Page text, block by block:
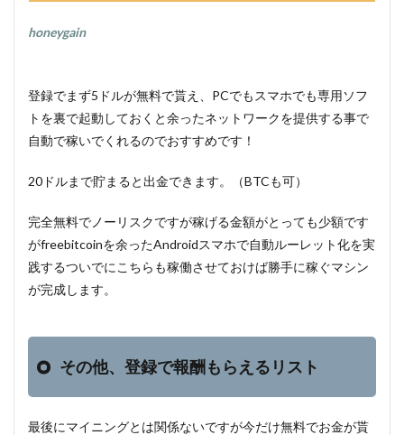
honeygain
登録でまず5ドルが無料で貰え、PCでもスマホでも専用ソフ
トを裏で起動しておくと余ったネットワークを提供する事で
自動で稼いでくれるのでおすすめです！
20ドルまで貯まると出金できます。（BTCも可）
完全無料でノーリスクですが稼げる金額がとっても少額です
がfreebitcoinを余ったAndroidスマホで自動ルーレット化を実
践するついでにこちらも稼働させておけば勝手に稼ぐマシン
が完成します。
その他、登録で報酬もらえるリスト
最後にマイニングとは関係ないですが今だけ無料でお金が貰